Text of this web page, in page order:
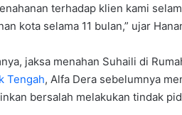
terhadap klien kami
kota selama 11 bulan,” ujar
jaksa menahan Suhaili di
Tengah, Alfa Dera sebelumnya
bersalah melakukan tindak